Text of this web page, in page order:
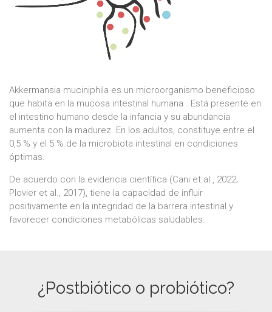
Akkermansia muciniphila es un microorganismo beneficioso
que habita en la mucosa intestinal humana . Está presente en
el intestino humano desde la infancia y su abundancia
aumenta con la madurez. En los adultos, constituye entre el
0,5 % y el 5 % de la microbiota intestinal en condiciones
óptimas.
De acuerdo con la evidencia científica (Cani et al., 2022;
Plovier et al., 2017), tiene la capacidad de influir
positivamente en la integridad de la barrera intestinal y
favorecer condiciones metabólicas saludables.
¿Postbiótico o probiótico?